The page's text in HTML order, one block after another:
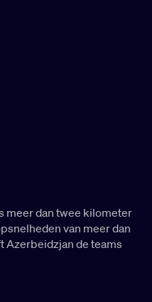
meer dan twee kilometer
van meer dan
Azerbeidzjan de teams